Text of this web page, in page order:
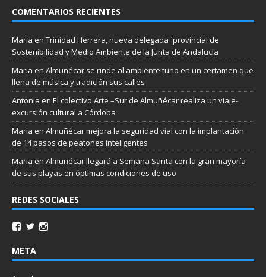
COMENTARIOS RECIENTES
Maria en Trinidad Herrera, nueva delegada `provincial de
Sostenibilidad y Medio Ambiente de la Junta de Andalucía
Maria en Almuñécar se rinde al ambiente tuno en un certamen que
llena de música y tradición sus calles
Antonia en El colectivo Arte –Sur de Almuñécar realiza un viaje-
excursión cultural a Córdoba
Maria en Almuñécar mejora la seguridad vial con la implantación
de 14 pasos de peatones inteligentes
Maria en Almuñécar llegará a Semana Santa con la gran mayoría
de sus playas en óptimas condiciones de uso
REDES SOCIALES
META